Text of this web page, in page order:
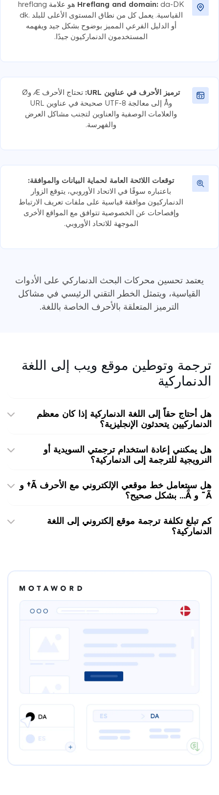
Hreflang and domain:
da-DK هو علامة hreflang
القياسية. يعمل كل من نطاق المستوى الأعلى للبلد .dk
أو الدليل الفرعي المميز بوضوح بشكل جيد ويفهمه
المستخدمون الدنماركيون جيدًا.
ترميز الأحرف في عناوين URL:
تحتاج الأحرف Æ وØ
وÅ إلى معالجة UTF-8 صحيحة في عناوين URL
والعلامات الوصفية والعناوين لتجنب مشاكل العرض
والفهرسة.
توقعات اللائحة العامة لحماية البيانات والموافقة:
باعتباره سوقًا في الاتحاد الأوروبي، يتوقع الزوار
الدنماركيون موافقة قياسية على ملفات تعريف الارتباط
وإفصاحات عن الخصوصية تتوافق مع المواقع الأخرى
الموجهة للاتحاد الأوروبي.
يعتمد تحسين محركات البحث الدنماركي على الأدوات
القياسية، ويتمثل الخطر التقني الرئيسي في مشاكل
الترميز المتعلقة بالأحرف الخاصة باللغة.
ترجمة وتوطين موقع ويب إلى اللغة
الدنماركية
هل أحتاج حقاً إلى اللغة الدنماركية إذا كان معظم
الدنماركيين يتحدثون الإنجليزية؟
هل يمكنني إعادة استخدام ترجمتي السويدية أو
النرويجية للترجمة إلى الدنماركية؟
هل سيتعامل خط موقعي الإلكتروني مع الأحرف Ã† و
Ã˜ و Ã… بشكل صحيح؟
كم تبلغ تكلفة ترجمة موقع إلكتروني إلى اللغة
الدنماركية؟